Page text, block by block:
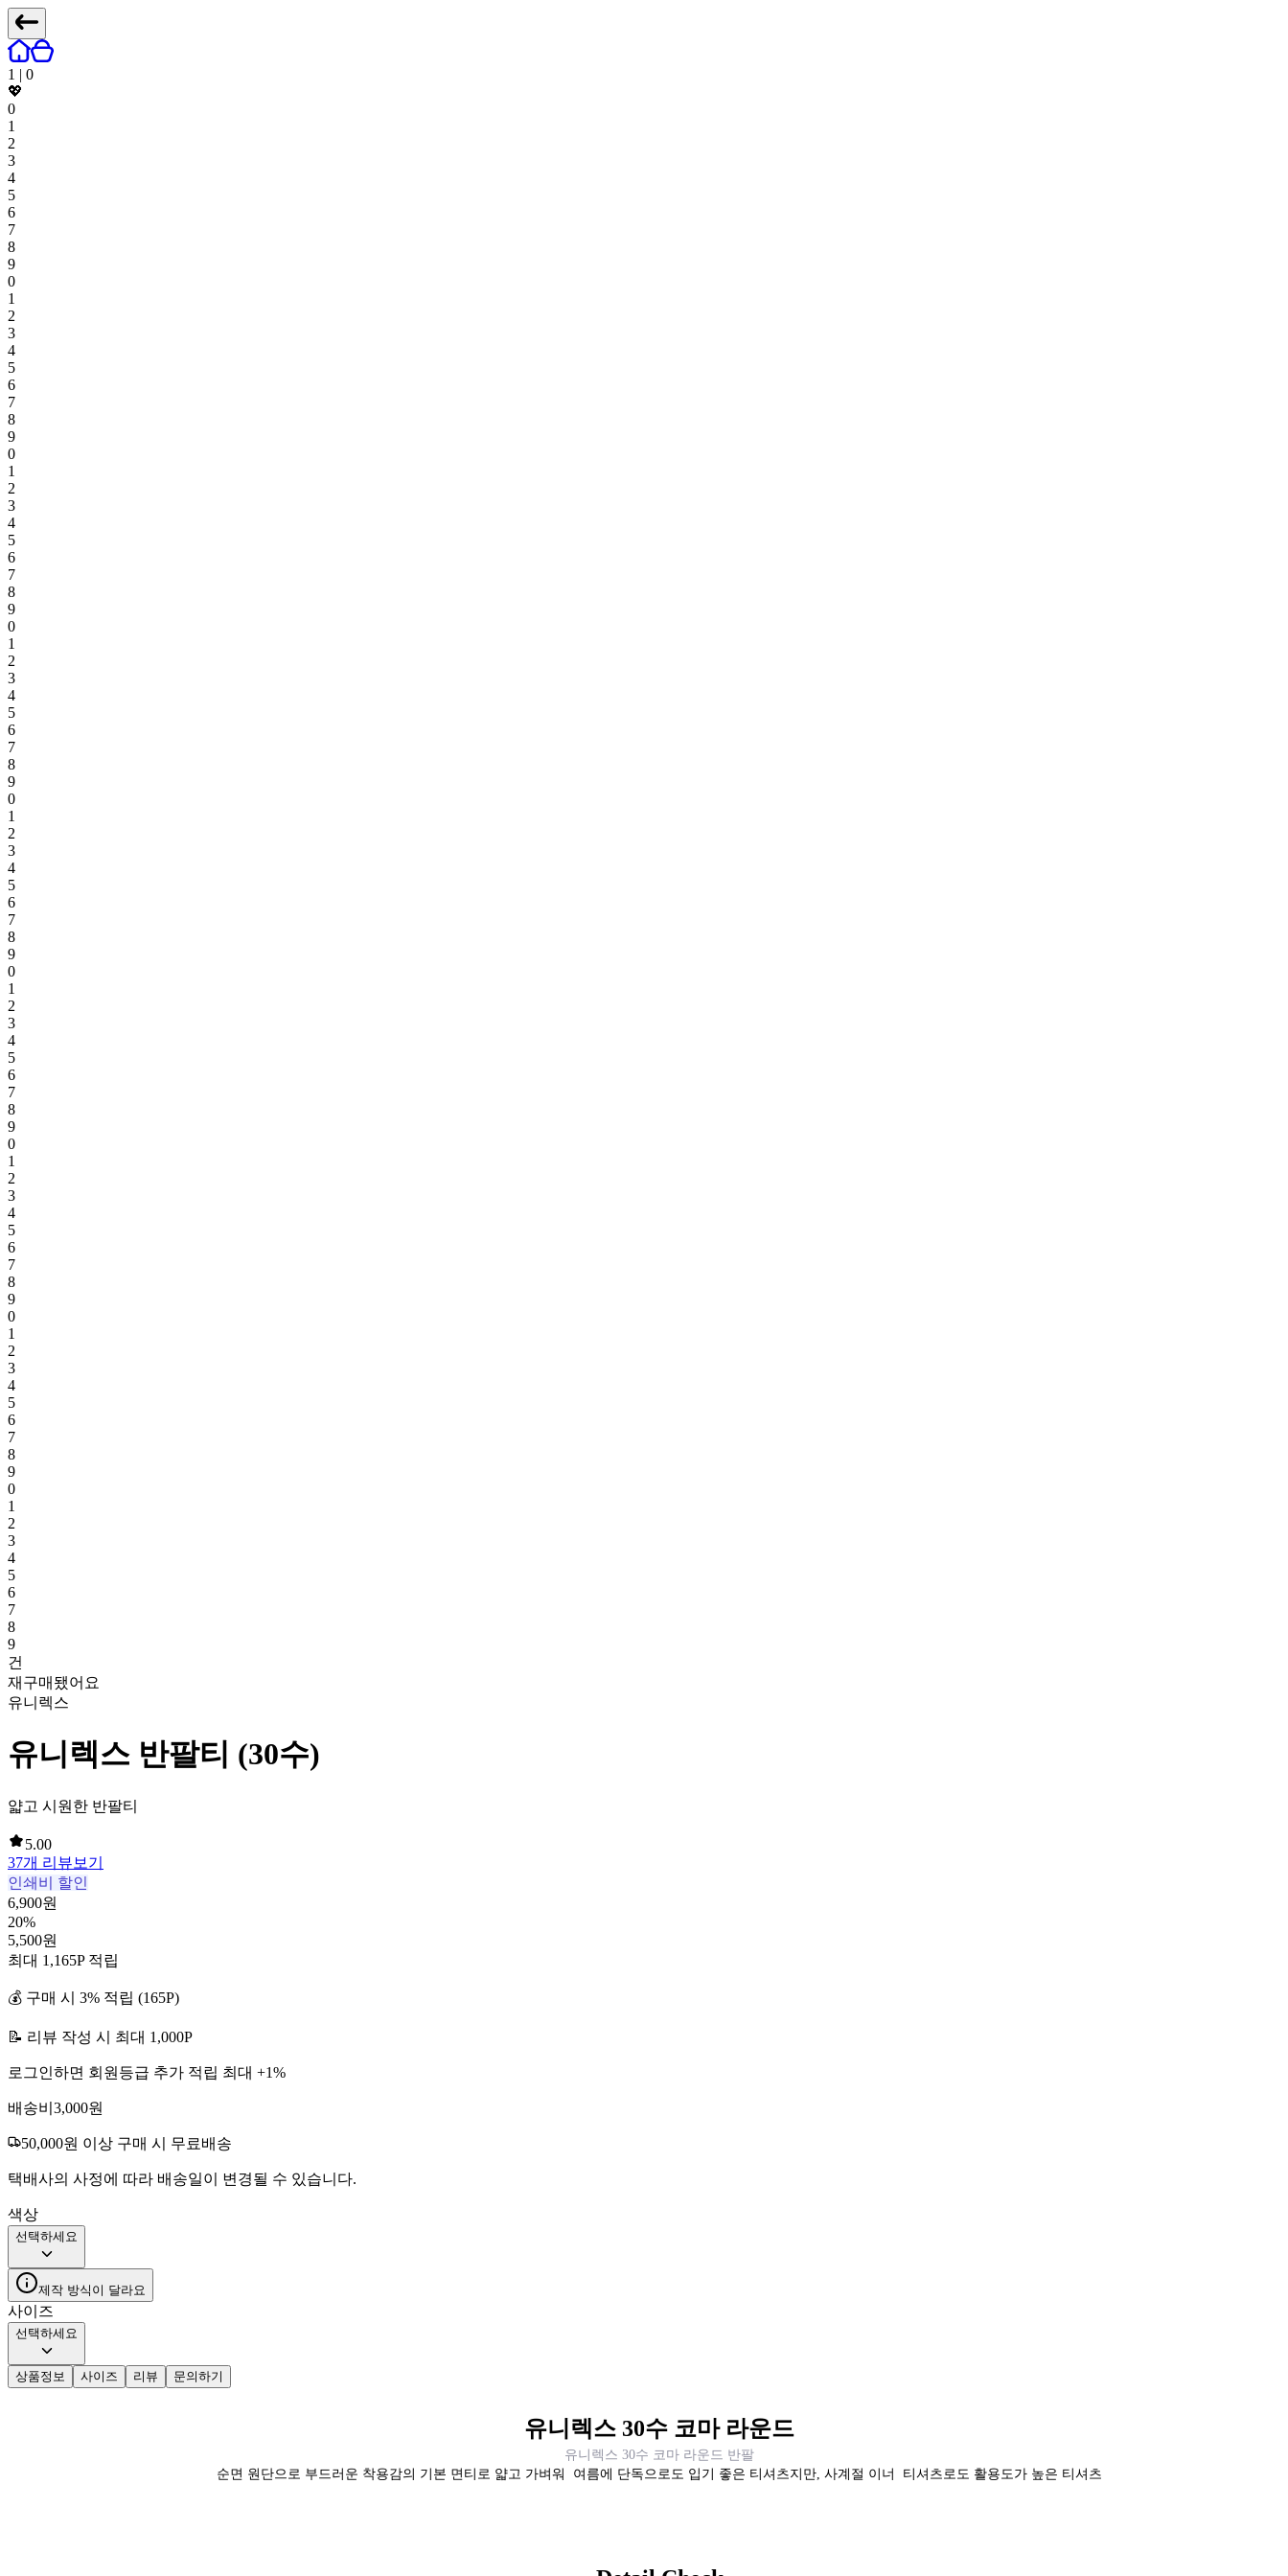
1 | 0
💖
0
1
2
3
4
5
6
7
8
9
0
1
2
3
4
5
6
7
8
9
0
1
2
3
4
5
6
7
8
9
0
1
2
3
4
5
6
7
8
9
0
1
2
3
4
5
6
7
8
9
0
1
2
3
4
5
6
7
8
9
0
1
2
3
4
5
6
7
8
9
0
1
2
3
4
5
6
7
8
9
0
1
2
3
4
5
6
7
8
9
건
재구매됐어요
유니렉스
유니렉스 반팔티 (30수)
얇고 시원한 반팔티
5.00
37개 리뷰보기
인쇄비 할인
6,900원
20%
5,500원
최대 1,165P 적립
💰 구매 시 3% 적립 (165P)
📝 리뷰 작성 시 최대 1,000P
로그인하면 회원등급 추가 적립 최대 +1%
배송비 3,000원
50,000원 이상 구매 시 무료배송
택배사의 사정에 따라 배송일이 변경될 수 있습니다.
색상
선택하세요
제작 방식이 달라요
사이즈
선택하세요
상품정보 사이즈 리뷰 문의하기
유니렉스 30수 코마 라운드
유니렉스 30수 코마 라운드 반팔
순면 원단으로 부드러운 착용감의 기본 면티로 얇고 가벼워 여름에 단독으로도 입기 좋은 티셔츠지만, 사계절 이너 티셔츠로도 활용도가 높은 티셔츠